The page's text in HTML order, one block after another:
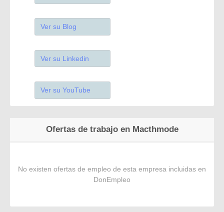
Ver su Blog
Ver su Linkedin
Ver su YouTube
Ofertas de trabajo en Macthmode
No existen ofertas de empleo de esta empresa incluidas en
DonEmpleo